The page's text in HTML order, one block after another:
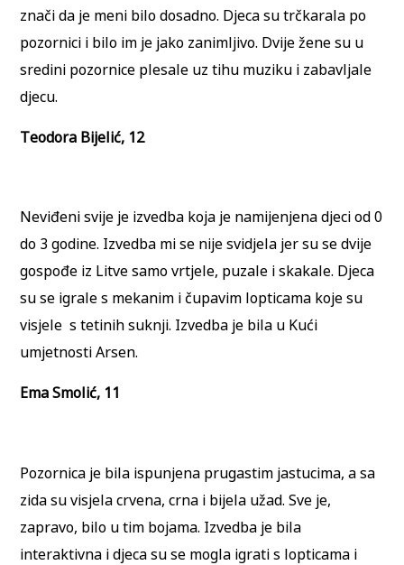
znači da je meni bilo dosadno. Djeca su trčkarala po
pozornici i bilo im je jako zanimljivo. Dvije žene su u
sredini pozornice plesale uz tihu muziku i zabavljale
djecu.
Teodora Bijelić, 12
Neviđeni svije je izvedba koja je namijenjena djeci od 0
do 3 godine. Izvedba mi se nije svidjela jer su se dvije
gospođe iz Litve samo vrtjele, puzale i skakale. Djeca
su se igrale s mekanim i čupavim lopticama koje su
visjele s tetinih suknji. Izvedba je bila u Kući
umjetnosti Arsen.
Ema Smolić, 11
Pozornica je bila ispunjena prugastim jastucima, a sa
zida su visjela crvena, crna i bijela užad. Sve je,
zapravo, bilo u tim bojama. Izvedba je bila
interaktivna i djeca su se mogla igrati s lopticama i